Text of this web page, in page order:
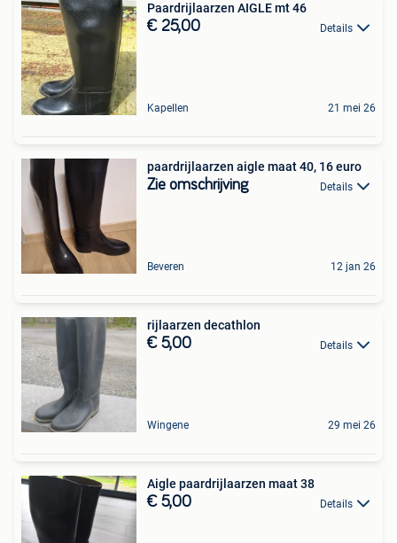
Paardrijlaarzen AIGLE mt 46
€ 25,00 Details
Kapellen 21 mei 26
paardrijlaarzen aigle maat 40, 16 euro
Zie omschrijving Details
Beveren 12 jan 26
rijlaarzen decathlon
€ 5,00 Details
Wingene 29 mei 26
Aigle paardrijlaarzen maat 38
€ 5,00 Details